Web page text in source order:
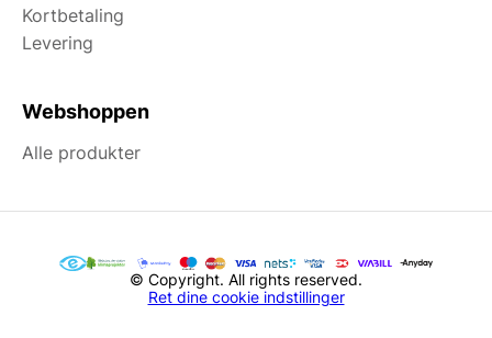
Kortbetaling
Levering
Webshoppen
Alle produkter
© Copyright. All rights reserved.
Ret dine cookie indstillinger